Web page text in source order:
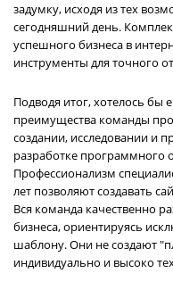
задумку, исходя из тех
сегодняшний день.
успешного бизнеса в
инструменты для точного
Подводя итог, хотелось бы
преимущества команды
создании, исследовании и
разработке программного
Профессионализм
лет позволяют создавать
Вся команда качественно
бизнеса, ориентируясь
шаблону. Они не создают
индивидуально и высоко